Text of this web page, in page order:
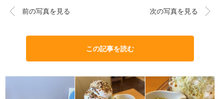
前の写真を見る 次の写真を見る
この記事を読む